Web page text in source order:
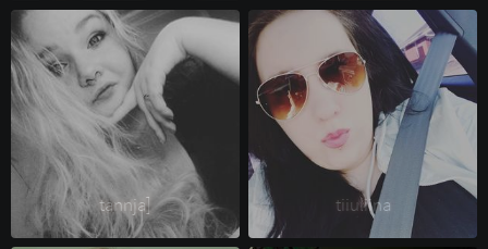
tannja] tiiuliina